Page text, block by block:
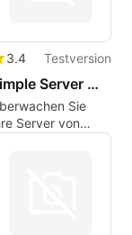
3.4 Testversion
Simple Server Monitor
Sie
Server von
Desktop aus